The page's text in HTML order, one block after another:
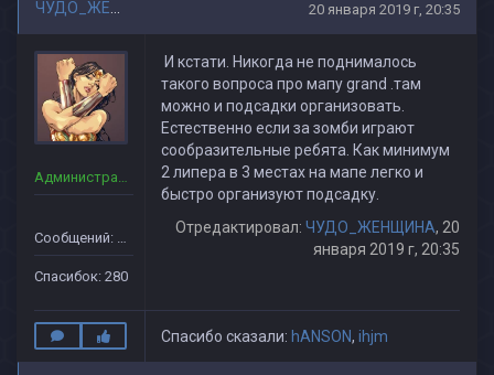
20 января 2019 г, 20:35
Администраторы
Сообщений: 90
Спасибок: 280
И кстати. Никогда не поднималось
такого вопроса про мапу grand .там
можно и подсадки организовать.
Естественно если за зомби играют
сообразительные ребята. Как минимум
2 липера в 3 местах на мапе легко и
быстро организуют подсадку.
Отредактировал: ЧУДО_ЖЕНЩИНА, 20
января 2019 г, 20:35
Спасибо сказали: hАNSON, ihjm